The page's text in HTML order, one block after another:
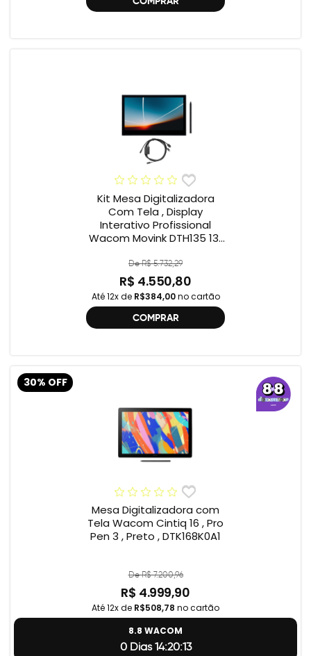
Kit Mesa Digitalizadora
Com Tela , Display
Interativo Profissional
Wacom Movink DTH135 13”
One , 2ª geração
De R$ 5.732,29
R$ 4.550,80
Até 12x de R$384,00no cartão
COMPRAR
30% OFF
Mesa Digitalizadora com
Tela Wacom Cintiq 16 , Pro
Pen 3 , Preto , DTK168K0A1
De R$ 7.200,96
R$ 4.999,90
Até 12x de R$508,78 no cartão
8.8 WACOM
0 Dias 14:20:12